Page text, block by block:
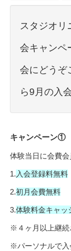
スタジオリ
会キャンペ
会にどうぞ
ら9月の入
キャンペーン①
体験当日に会費
1. 入会登録料無料
2.初月会費無料
3.体験料金キャッ
※４ヶ月以上継続
※パーソナルで入